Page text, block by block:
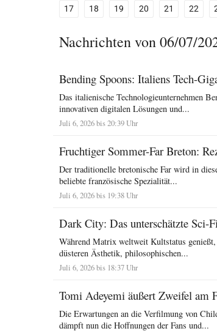
17
18 19 20 21 22
Nachrichten von 06/07/
Bending Spoons: Italiens Tech-
Das italienische Technologieunternehmen
innovativen digitalen Lösungen und...
Juli 6, 2026 bis 20:39 Uhr
Fruchtiger Sommer-Far Breton:
Der traditionelle bretonische Far wird in
beliebte französische Spezialität...
Juli 6, 2026 bis 19:38 Uhr
Dark City: Das unterschätzte Sci-
Während Matrix weltweit Kultstatus
düsteren Ästhetik, philosophischen...
Juli 6, 2026 bis 18:37 Uhr
Tomi Adeyemi äußert Zweifel am
Die Erwartungen an die Verfilmung von
dämpft nun die Hoffnungen der Fans und...